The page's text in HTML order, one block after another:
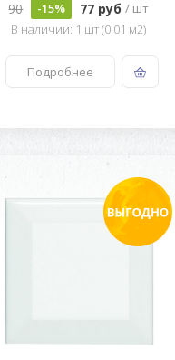
90 -15% 77 руб/ шт
В наличии: 1 шт (0.01 м2)
Подробнее